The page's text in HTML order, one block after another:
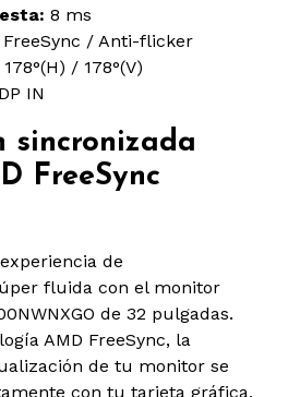
8 ms
FreeSync / Anti-flicker
178°(H) / 178°(V)
IN
sincronizada
FreeSync
de
fluida con el monitor
de 32 pulgadas.
AMD FreeSync, la
de tu monitor se
con tu tarjeta gráfica,